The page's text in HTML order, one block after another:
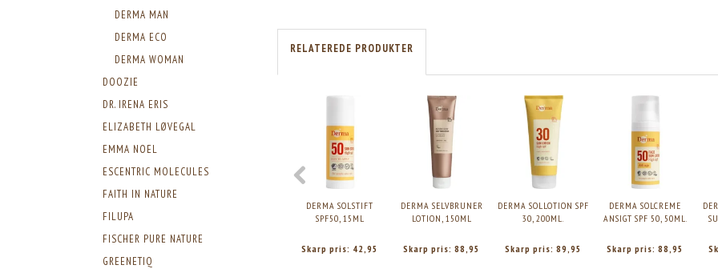
DERMA MAN
DERMA ECO
DERMA WOMAN
DOOZIE
DR. IRENA ERIS
ELIZABETH LØVEGAL
EMMA NOEL
ESCENTRIC MOLECULES
FAITH IN NATURE
FILUPA
FISCHER PURE NATURE
GREENETIQ
RELATEREDE PRODUKTER
DERMA SOLSTIFT
SPF50, 15ML
Skarp pris: 42,95
DERMA SELVBRUNER
LOTION, 150ML
Skarp pris:88,95
DERMA SOLLOTION SPF
30, 200ML.
Skarp pris:89,95
DERMA SOLCREME
ANSIGT SPF 50, 50ML.
Skarp pris:88,95